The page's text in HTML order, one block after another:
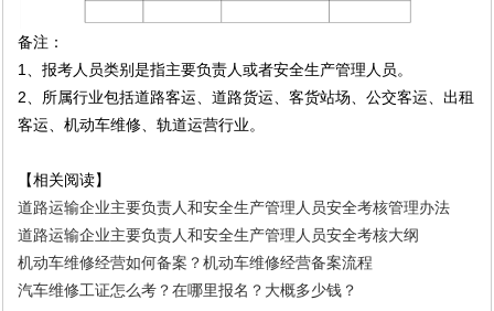
备注：
1
、报考人员类别是指主要负责人或者安全生产管理人员。
2 、所属行业包括道路客运、道路货运、客货站场、公交客运、出租
客运、机动车维修、轨道运营行业。
【相关阅读】
道路运输企业主要负责人和安全生产管理人员安全考核管理办法
道路运输企业主要负责人和安全生产管理人员安全考核大纲
机动车维修经营如何备案？机动车维修经营备案流程
汽车维修工证怎么考？在哪里报名？大概多少钱？